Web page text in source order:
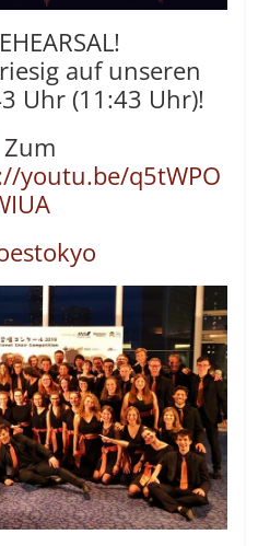
auf unseren
Uhr (11:43 Uhr)!
Zum
youtu.be/q5tWPO